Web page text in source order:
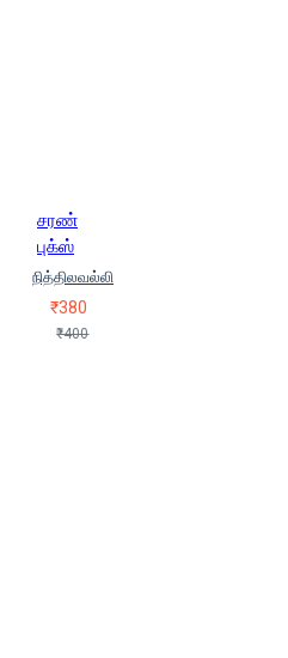
சரண்
புக்ஸ்
நித்திலவல்லி
₹380
₹400